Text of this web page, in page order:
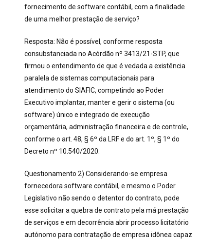
fornecimento de software contábil, com a finalidade
de uma melhor prestação de serviço?
Resposta: Não é possível, conforme resposta
consubstanciada no Acórdão nº 3413/21-STP, que
firmou o entendimento de que é vedada a existência
paralela de sistemas computacionais para
atendimento do SIAFIC, competindo ao Poder
Executivo implantar, manter e gerir o sistema (ou
software) único e integrado de execução
orçamentária, administração financeira e de controle,
conforme o art. 48, § 6º da LRF e do art. 1º, § 1º do
Decreto nº 10.540/2020.
Questionamento 2) Considerando-se empresa
fornecedora software contábil, e mesmo o Poder
Legislativo não sendo o detentor do contrato, pode
esse solicitar a quebra de contrato pela má prestação
de serviços e em decorrência abrir processo licitatório
autónomo para contratação de empresa idônea capaz